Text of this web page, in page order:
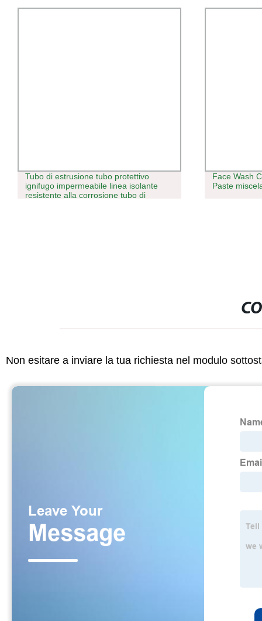
Tubo di estrusione tubo protettivo
ignifugo impermeabile linea isolante
resistente alla corrosione tubo di
Face Wash
Paste
Non esitare a inviare la tua richiesta nel modulo